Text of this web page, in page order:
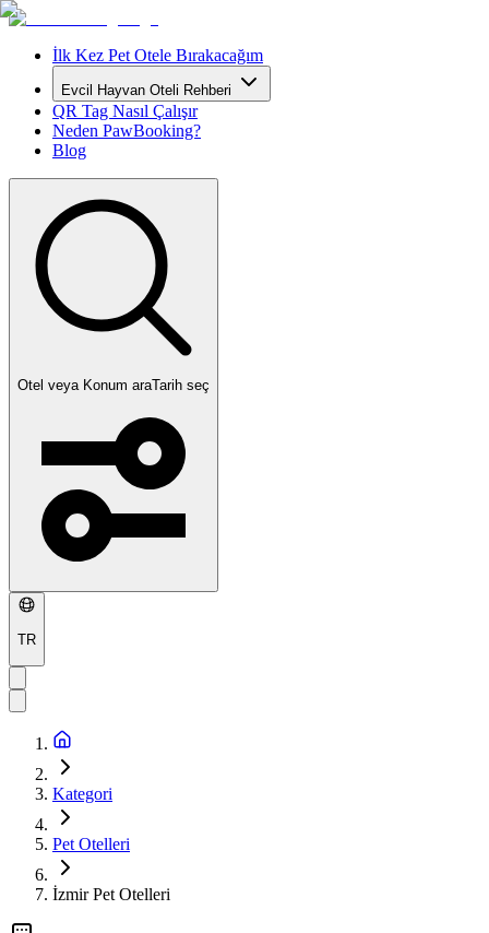
İlk Kez Pet Otele Bırakacağım
Evcil Hayvan Oteli Rehberi
QR Tag Nasıl Çalışır
Neden PawBooking?
Blog
Otel veya Konum araTarih seç
TR
Kategori
Pet Otelleri
İzmir Pet Otelleri